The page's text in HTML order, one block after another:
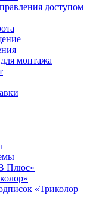
доступом
монтажа
Плюс»
«Триколор